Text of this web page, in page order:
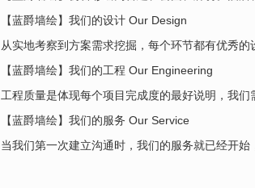
【蓝爵墙绘】我们的设计 Our Design
从实地考察到方案需求挖掘，每个环节都有优秀
【蓝爵墙绘】我们的工程 Our Engineering
工程质量是体现每个项目完成度的最好说明，我
【蓝爵墙绘】我们的服务 Our Service
当我们第一次建立沟通时，我们的服务就已经开